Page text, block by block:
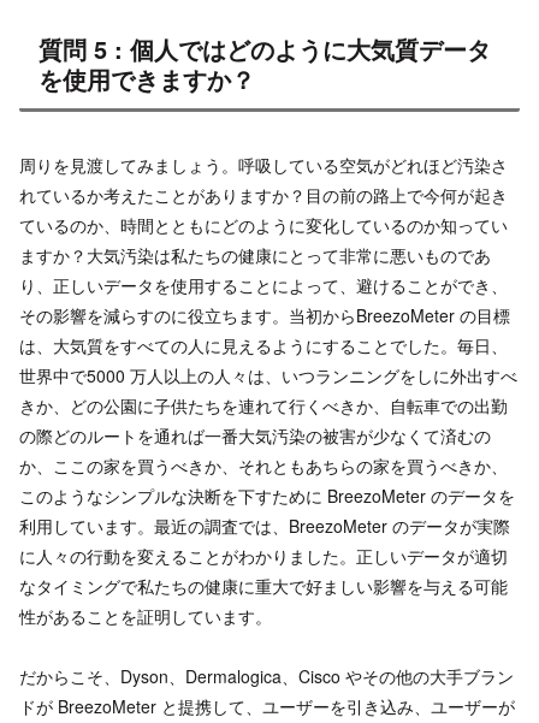
質問 5 : 個人ではどのように大気質データ
を使用できますか？
周りを見渡してみましょう。呼吸している空気がどれほど汚染さ
れているか考えたことがありますか？目の前の路上で今何が起き
ているのか、時間とともにどのように変化しているのか知ってい
ますか？大気汚染は私たちの健康にとって非常に悪いものであ
り、正しいデータを使用することによって、避けることができ、
その影響を減らすのに役立ちます。当初からBreezoMeter の目標
は、大気質をすべての人に見えるようにすることでした。毎日、
世界中で5000 万人以上の人々は、いつランニングをしに外出すべ
きか、どの公園に子供たちを連れて行くべきか、自転車での出勤
の際どのルートを通れば一番大気汚染の被害が少なくて済むの
か、ここの家を買うべきか、それともあちらの家を買うべきか、
このようなシンプルな決断を下すために BreezoMeter のデータを
利用しています。最近の調査では、BreezoMeter のデータが実際
に人々の行動を変えることがわかりました。正しいデータが適切
なタイミングで私たちの健康に重大で好ましい影響を与える可能
性があることを証明しています。
だからこそ、Dyson、Dermalogica、Cisco やその他の大手ブラン
ドが BreezoMeter と提携して、ユーザーを引き込み、ユーザーが